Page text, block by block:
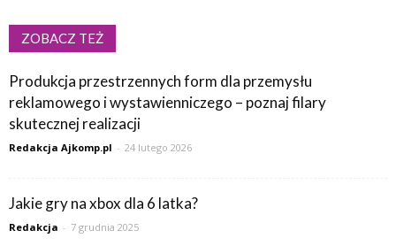
ZOBACZ TEŻ
Produkcja przestrzennych form dla przemysłu
reklamowego i wystawienniczego – poznaj filary
skutecznej realizacji
Redakcja Ajkomp.pl - 24 lutego 2026
Jakie gry na xbox dla 6 latka?
Redakcja - 7 grudnia 2025